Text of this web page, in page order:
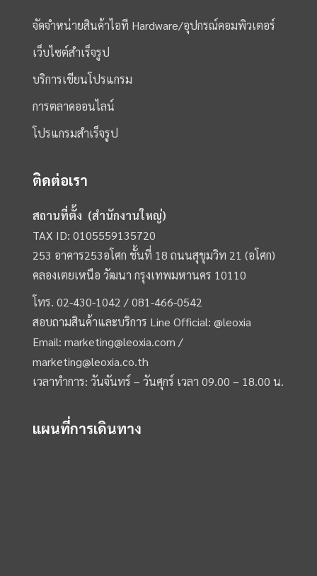
จัดจำหน่ายสินค้าไอที Hardware/อุปกรณ์คอมพิวเตอร์
เว็บไซต์สำเร็จรูป
บริการเขียนโปรแกรม
การตลาดออนไลน์
โปรแกรมสำเร็จรูป
ติดต่อเรา
สถานที่ตั้ง (สำนักงานใหญ่)
TAX ID: 0105559135720
253 อาคาร253อโศก ชั้นที่ 18 ถนนสุขุมวิท 21 (อโศก)
คลองเตยเหนือ วัฒนา กรุงเทพมหานคร 10110
โทร.02-430-1042 /081-466-0542
สอบถามสินค้าและบริการ Line Official:@leoxia
Email:marketing@leoxia.com /
marketing@leoxia.co.th
เวลาทำการ: วันจันทร์ – วันศุกร์ เวลา 09.00 – 18.00 น.
แผนที่การเดินทาง